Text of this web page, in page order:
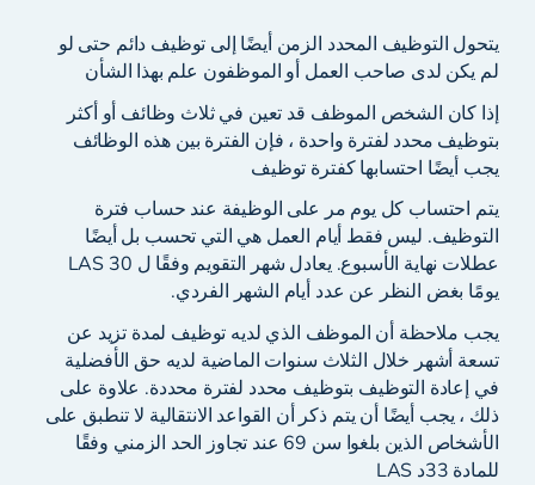
يتحول التوظيف المحدد الزمن أيضًا إلى توظيف دائم حتى لو
لم يكن لدى صاحب العمل أو الموظفون علم بهذا الشأن
إذا كان الشخص الموظف قد تعين في ثلاث وظائف أو أكثر
بتوظيف محدد لفترة واحدة ، فإن الفترة بين هذه الوظائف
يجب أيضًا احتسابها كفترة توظيف
يتم احتساب كل يوم مر على الوظيفة عند حساب فترة
التوظيف. ليس فقط أيام العمل هي التي تحسب بل أيضًا
عطلات نهاية الأسبوع. يعادل شهر التقويم وفقًا ل LAS 30
يومًا بغض النظر عن عدد أيام الشهر الفردي.
يجب ملاحظة أن الموظف الذي لديه توظيف لمدة تزيد عن
تسعة أشهر خلال الثلاث سنوات الماضية لديه حق الأفضلية
في إعادة التوظيف بتوظيف محدد لفترة محددة. علاوة على
ذلك ، يجب أيضًا أن يتم ذكر أن القواعد الانتقالية لا تنطبق على
الأشخاص الذين بلغوا سن 69 عند تجاوز الحد الزمني وفقًا
للمادة 33د LAS